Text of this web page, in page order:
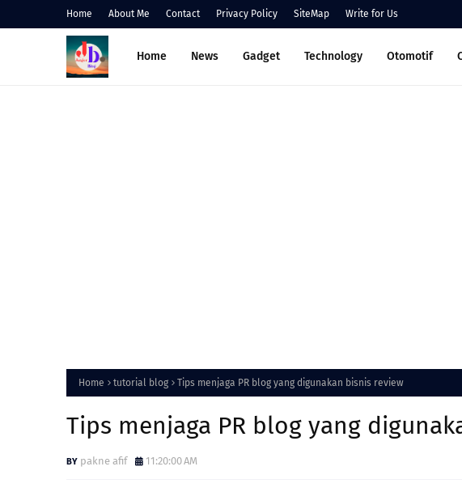
Home About Me Contact Privacy Policy SiteMap Write for Us
Home News Gadget Technology Otomotif
Home tutorial blog Tips menjaga PR blog yang digunakan bisnis review
Tips menjaga PR blog yang
pakne afif 11:20:00 AM